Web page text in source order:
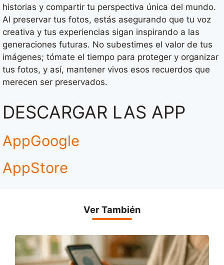
historias y compartir tu perspectiva única del mundo.
Al preservar tus fotos, estás asegurando que tu voz
creativa y tus experiencias sigan inspirando a las
generaciones futuras. No subestimes el valor de tus
imágenes; tómate el tiempo para proteger y organizar
tus fotos, y así, mantener vivos esos recuerdos que
merecen ser preservados.
DESCARGAR LAS APP
AppGoogle
AppStore
Ver También